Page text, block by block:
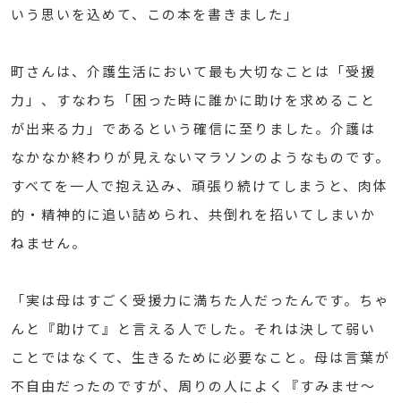
いう思いを込めて、この本を書きました」
町さんは、介護生活において最も大切なことは「受援
力」、すなわち「困った時に誰かに助けを求めること
が出来る力」であるという確信に至りました。介護は
なかなか終わりが見えないマラソンのようなものです。
すべてを一人で抱え込み、頑張り続けてしまうと、肉体
的・精神的に追い詰められ、共倒れを招いてしまいか
ねません。
「実は母はすごく受援力に満ちた人だったんです。ちゃ
んと『助けて』と言える人でした。それは決して弱い
ことではなくて、生きるために必要なこと。母は言葉が
不自由だったのですが、周りの人によく『すみませ～